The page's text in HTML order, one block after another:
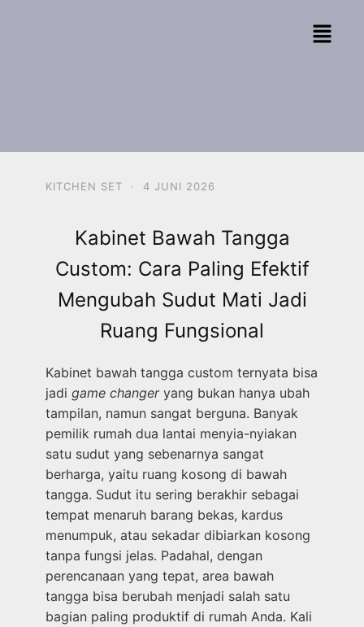
KITCHEN SET · 4 JUNI 2026
Kabinet Bawah Tangga
Custom: Cara Paling Efektif
Mengubah Sudut Mati Jadi
Ruang Fungsional
Kabinet bawah tangga custom ternyata bisa
jadi game changeryang bukan hanya ubah
tampilan, namun sangat berguna. Banyak
pemilik rumah dua lantai menyia-nyiakan
satu sudut yang sebenarnya sangat
berharga, yaitu ruang kosong di bawah
tangga. Sudut itu sering berakhir sebagai
tempat menaruh barang bekas, kardus
menumpuk, atau sekadar dibiarkan kosong
tanpa fungsi jelas. Padahal, dengan
perencanaan yang tepat, area bawah
tangga bisa berubah menjadi salah satu
bagian paling produktif di rumah Anda. Kali